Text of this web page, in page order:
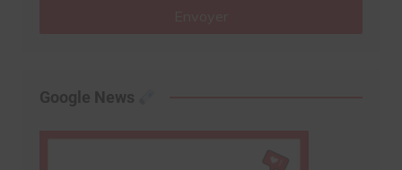
Google News